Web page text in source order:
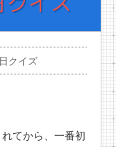
クイズ
てから、一番初